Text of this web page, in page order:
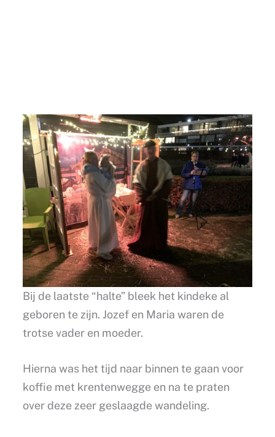
Bij de laatste “halte” bleek het kindeke al
geboren te zijn. Jozef en Maria waren de
trotse vader en moeder.
Hierna was het tijd naar binnen te gaan voor
koffie met krentenwegge en na te praten
over deze zeer geslaagde wandeling.